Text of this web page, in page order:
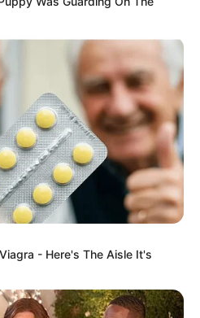
- Here's The Aisle It's